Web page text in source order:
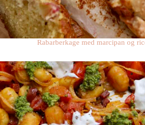
Rabarberkage med marcipan og